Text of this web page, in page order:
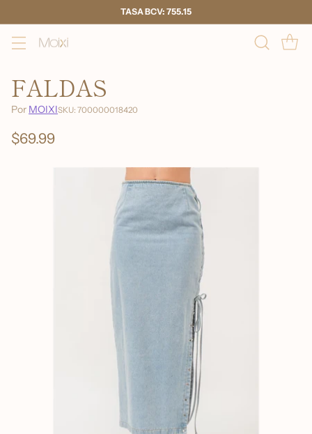
TASA BCV: 755.15
FALDAS
Por MOIXISKU: 700000018420
Precio
$69.99